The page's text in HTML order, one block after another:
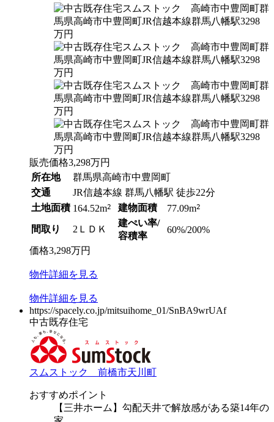
販売価格3,298万円
所在地
群馬県高崎市中豊岡町
交通
JR信越本線 群馬八幡駅 徒歩22分
土地面積 164.52m2 建物面積 77.09m2
間取り 2ＬＤＫ
建ぺい率/
容積率
60%/200%
価格3,298万円
物件詳細を見る
物件詳細を見る
https://spacely.co.jp/mitsuihome_01/SnBA9wrUAf
中古既存住宅
スムストック 前橋市天川町
おすすめポイント
【三井ホーム】勾配天井で解放感がある築14年の